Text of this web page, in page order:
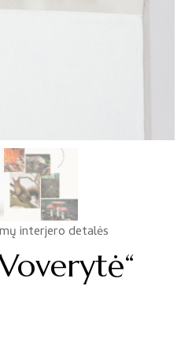
interjero detalės